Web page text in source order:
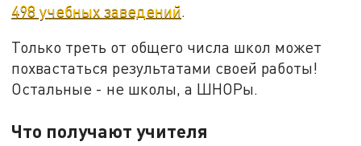
498 учебных заведений.
Только треть от общего числа школ может
похвастаться результатами своей работы!
Остальные - не школы, а ШНОРы.
Что получают учителя